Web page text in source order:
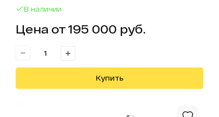
В наличии
Цена от 195 000 руб.
Купить